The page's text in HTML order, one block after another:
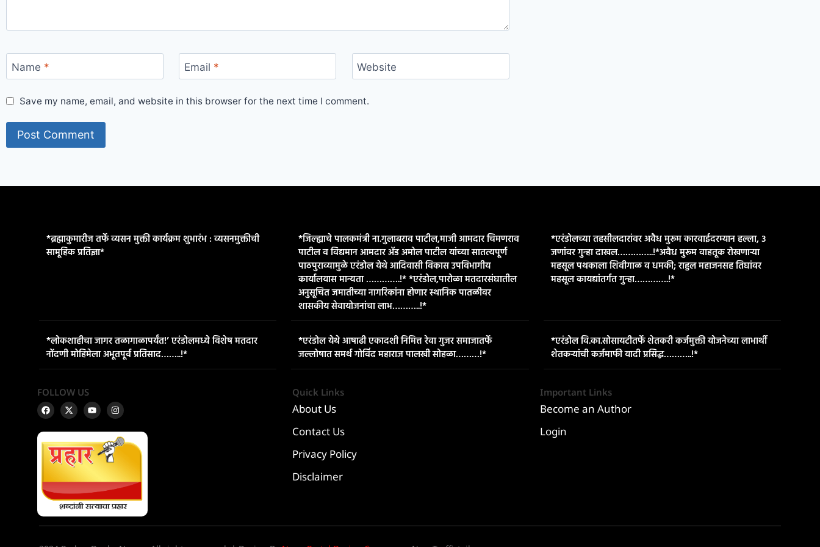
Name * Email * Website
Save my name, email, and website in this browser for the next time I comment.
*ब्रह्माकुमारीज तर्फे व्यसन मुक्ती कार्यक्रम शुभारंभ : व्यसनमुक्तीची
सामूहिक प्रतिज्ञा*
*जिल्ह्याचे पालकमंत्री ना.गुलाबराव पाटील,माजी आमदार चिमणराव
पाटील व विद्यमान आमदार ॲड अमोल पाटील यांच्या सातत्यपूर्ण
पाठपुराव्यामुळे एरंडोल येथे आदिवासी विकास उपविभागीय
कार्यालयास मान्यता ………….!* *एरंडोल,पारोळा मतदारसंघातील
अनुसूचित जमातीच्या नागरिकांना होणार स्थानिक पातळीवर
शासकीय सेवायोजनांचा लाभ………..!*
*एरंडोलच्या तहसीलदारांवर अवैध मुरूम कारवाईदरम्यान हल्ला, ३
जणांवर गुन्हा दाखल…………..!*​अवैध मुरूम वाहतूक रोखणाऱ्या
महसूल पथकाला शिवीगाळ व धमकी; राहुल महाजनसह तिघांवर
महसूल कायद्यांतर्गत गुन्हा………….!*
*लोकशाहीचा जागर तळागाळापर्यंत!’ एरंडोलमध्ये विशेष मतदार
नोंदणी मोहिमेला अभूतपूर्व प्रतिसाद……..!*
*एरंडोल येथे आषाढी एकादशी निमित्त रेवा गुजर समाजातर्फे
जल्लोषात समर्थ गोविंद महाराज पालखी सोहळा………!*
*एरंडोल वि.का.सोसायटीतर्फे शेतकरी कर्जमुक्ती योजनेच्या लाभार्थी
शेतकऱ्यांची कर्जमाफी यादी प्रसिद्ध………..!*
FOLLOW US Quick Links
About Us
Contact Us
Privacy Policy
Disclaimer
Important Links
Become an Author
Login